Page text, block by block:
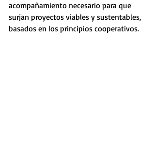
acompañamiento necesario para que
surjan proyectos viables y sustentables,
basados en los principios cooperativos.